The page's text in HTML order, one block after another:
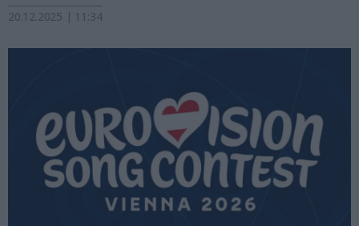
20.12.2025 | 11:34